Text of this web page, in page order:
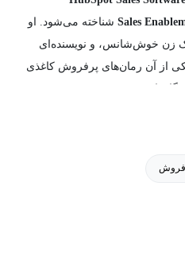
Sales شناخته می‌شود. او
زن خوش‌شانس، و نویسنده‌ای
از آن رمان‌های پرفروش کاغذی